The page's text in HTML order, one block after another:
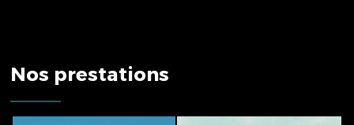
Nos prestations